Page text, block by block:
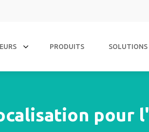
PRODUITS SOLUTIONS